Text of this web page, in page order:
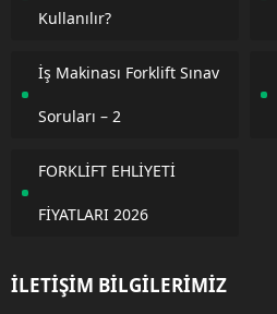
Kullanılır?
İş Makinası Forklift Sınav
Soruları – 2
FORKLİFT EHLİYETİ
FİYATLARI 2026
İLETİŞİM BİLGİLERİMİZ